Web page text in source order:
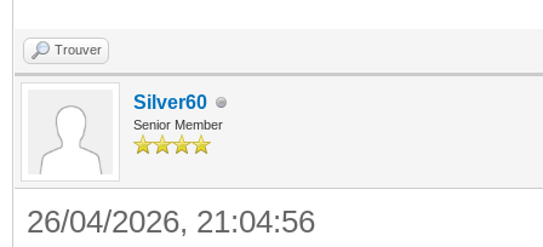
Trouver
Silver60
Senior Member
26/04/2026, 21:04:56